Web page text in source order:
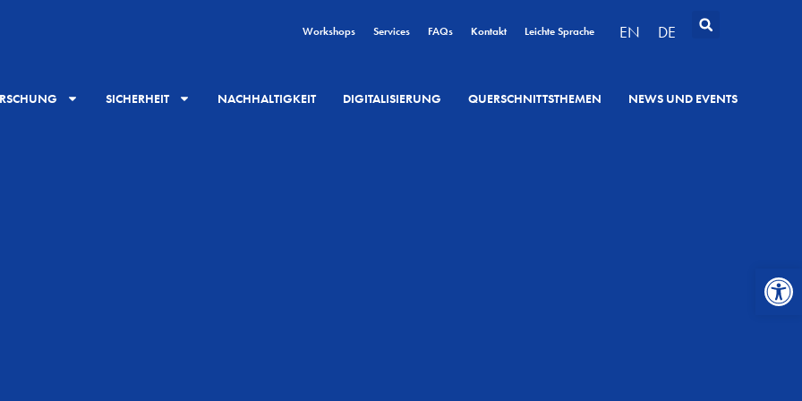
Workshops Services FAQs Kontakt Leichte Sprache EN DE
SICHERHEIT NACHHALTIGKEIT DIGITALISIERUNG QUERSCHNITTSTHEMEN NEWS UND EVENTS